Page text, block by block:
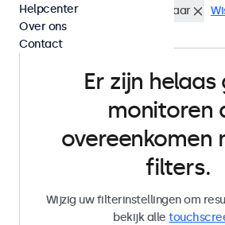
RCA video Zonlicht afleesbaar
Er zijn helaas
monitoren
overeenkomen
filters.
Wijzig uw filterinstellingen om
bekijk alle
Helpcenter
Over ons
Contact